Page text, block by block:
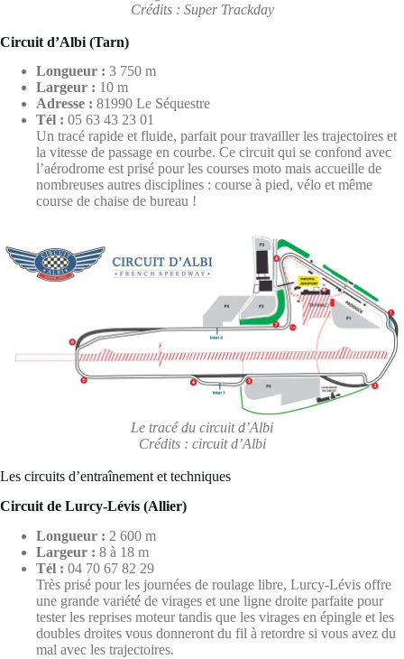
Crédits : Super Trackday
Circuit d’Albi (Tarn)
Longueur : 3 750 m
Largeur : 10 m
Adresse : 81990 Le Séquestre
Tél : 05 63 43 23 01
Un tracé rapide et fluide, parfait pour travailler les trajectoires et
la vitesse de passage en courbe. Ce circuit qui se confond avec
l’aérodrome est prisé pour les courses moto mais accueille de
nombreuses autres disciplines : course à pied, vélo et même
course de chaise de bureau !
Le tracé du circuit d’Albi
Crédits : circuit d’Albi
Les circuits d’entraînement et techniques
Circuit de Lurcy-Lévis (Allier)
Longueur : 2 600 m
Largeur : 8 à 18 m
Tél : 04 70 67 82 29
Très prisé pour les journées de roulage libre, Lurcy-Lévis offre
une grande variété de virages et une ligne droite parfaite pour
tester les reprises moteur tandis que les virages en épingle et les
doubles droites vous donneront du fil à retordre si vous avez du
mal avec les trajectoires.